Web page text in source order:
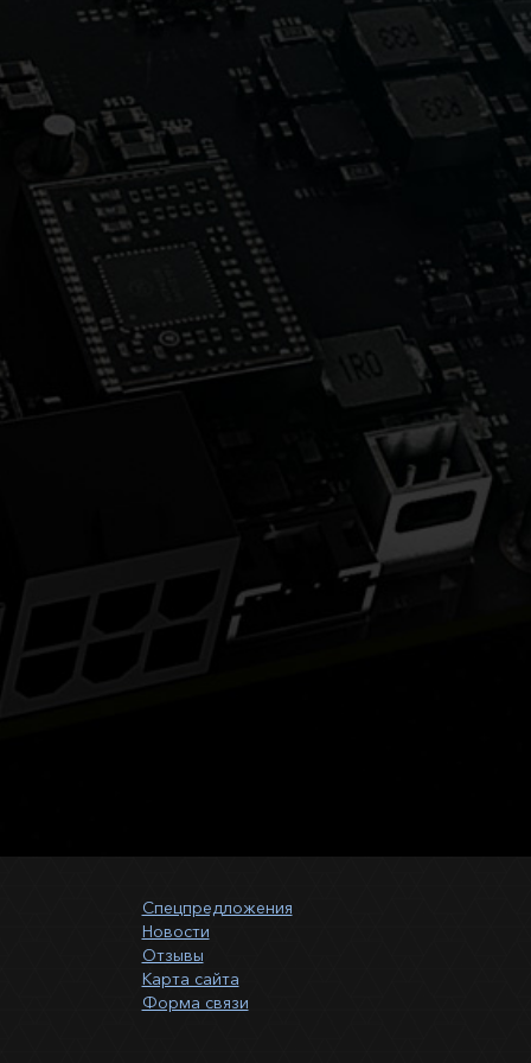
Спецпредложения
Новости
Отзывы
Карта сайта
Форма связи